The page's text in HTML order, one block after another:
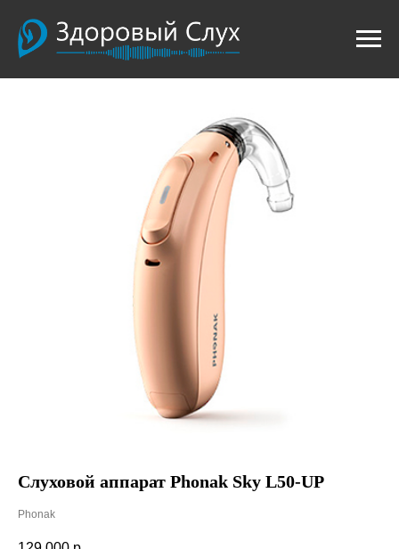
Слуховой аппарат Phonak Sky L50-UP
Phonak